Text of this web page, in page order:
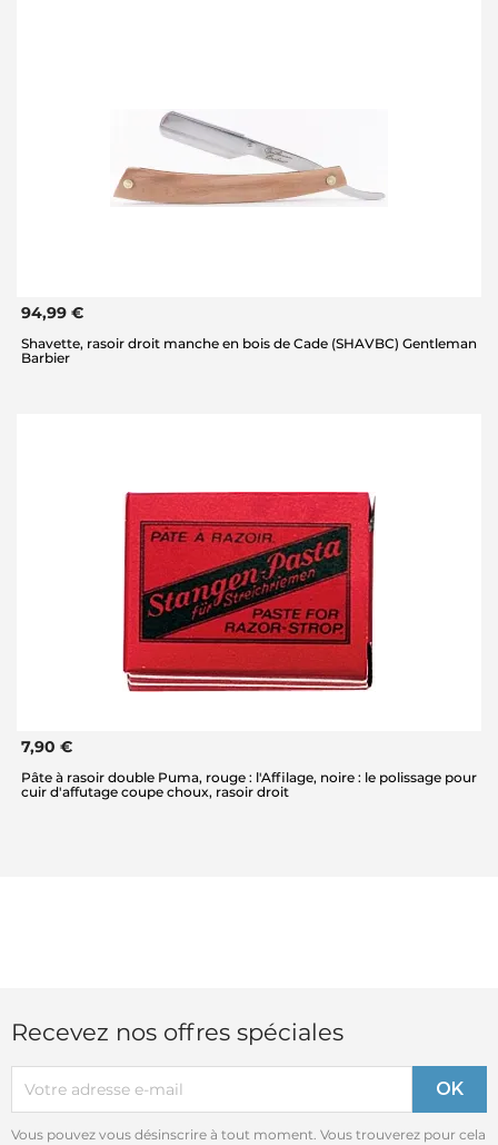
94,99 €
Shavette, rasoir droit manche en bois de Cade (SHAVBC) Gentleman
Barbier
7,90 €
Pâte à rasoir double Puma, rouge : l'Affilage, noire : le polissage pour
cuir d'affutage coupe choux, rasoir droit
Recevez nos offres spéciales
Vous pouvez vous désinscrire à tout moment. Vous trouverez pour cela